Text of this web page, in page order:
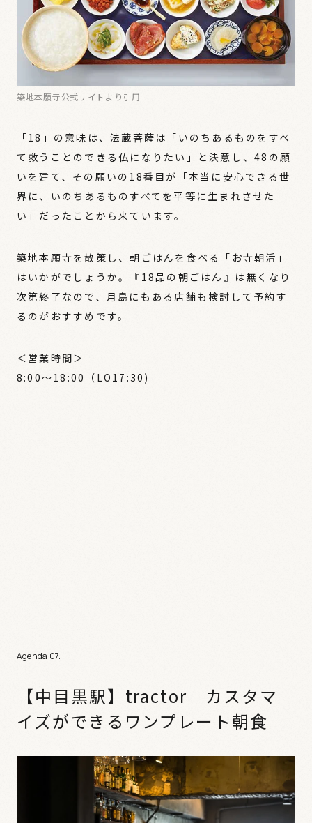
築地本願寺公式サイトより引用
「18」の意味は、法蔵菩薩は「いのちあるものをすべ
て救うことのできる仏になりたい」と決意し、48の願
いを建て、その願いの18番目が「本当に安心できる世
界に、いのちあるものすべてを平等に生まれさせた
い」だったことから来ています。
築地本願寺を散策し、朝ごはんを食べる「お寺朝活」
はいかがでしょうか。『18品の朝ごはん』は無くなり
次第終了なので、月島にもある店舗も検討して予約す
るのがおすすめです。
＜営業時間＞
8:00〜18:00（LO17:30)
【中目黒駅】tractor｜カスタマ
イズができるワンプレート朝食